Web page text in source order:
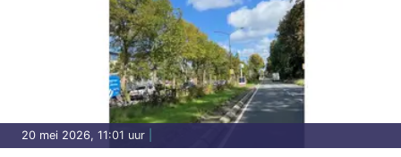
20 mei 2026, 11:01 uur